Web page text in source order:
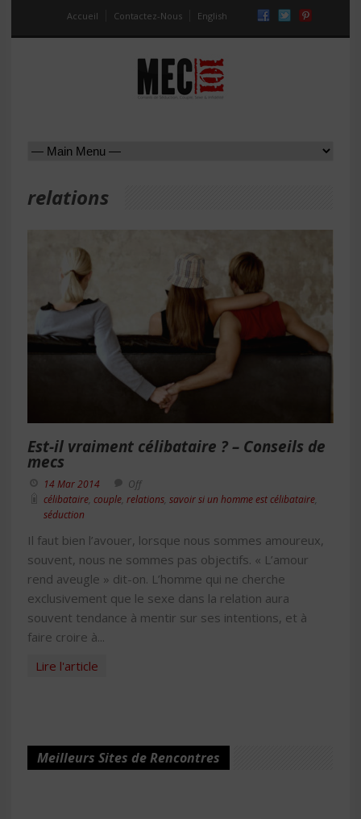
Accueil Contactez-Nous English
relations
Est-il vraiment célibataire ? – Conseils de
mecs
14 Mar 2014
Off
célibataire couple relations savoir si un homme est célibataire
séduction
Il faut bien l’avouer, lorsque nous sommes amoureux,
souvent, nous ne sommes pas objectifs. « L’amour
rend aveugle » dit-on. L’homme qui ne cherche
exclusivement que le sexe dans la relation aura
souvent tendance à mentir sur ses intentions, et à
faire croire à...
Lire l'article
Meilleurs Sites de Rencontres